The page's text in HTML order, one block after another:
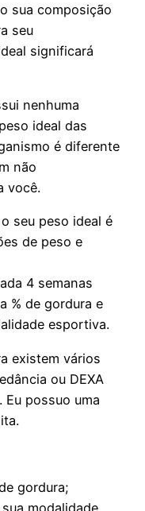
sua composição
seu
significará
nenhuma
ideal das
é diferente
não
você.
seu peso ideal é
de peso e
4 semanas
% de gordura e
esportiva.
existem vários
ou DEXA
possuo uma
gordura;